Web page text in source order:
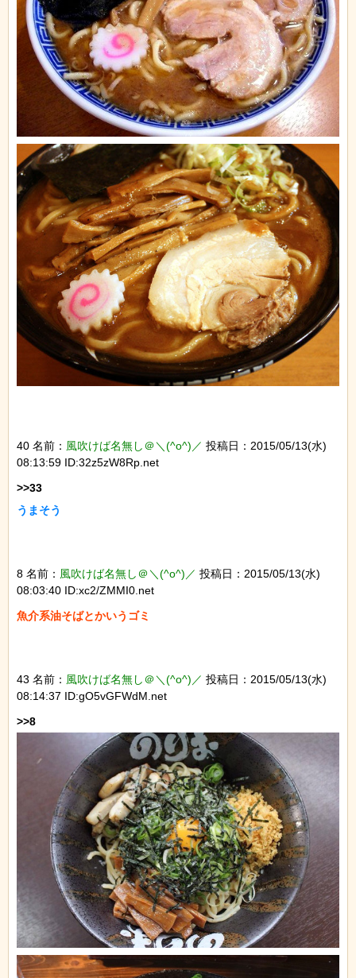
40 名前： 風吹けば名無し＠＼(^o^)／ 投稿日：2015/05/13(水)
08:13:59 ID:32z5zW8Rp.net
うまそう
8 名前： 風吹けば名無し＠＼(^o^)／ 投稿日：2015/05/13(水)
08:03:40 ID:xc2/ZMMI0.net
魚介系油そばとかいうゴミ
43 名前： 風吹けば名無し＠＼(^o^)／ 投稿日：2015/05/13(水)
08:14:37 ID:gO5vGFWdM.net